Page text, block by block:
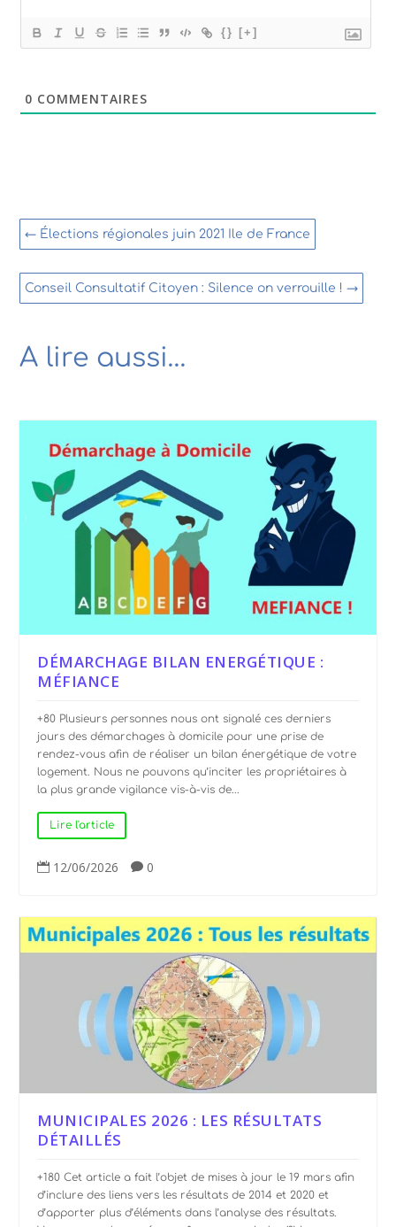
{} [+]
0 COMMENTAIRES
← Élections régionales juin 2021 Ile de France
Conseil Consultatif Citoyen : Silence on verrouille ! →
A lire aussi…
DÉMARCHAGE BILAN ENERGÉTIQUE :
MÉFIANCE
+80 Plusieurs personnes nous ont signalé ces derniers
jours des démarchages à domicile pour une prise de
rendez-vous afin de réaliser un bilan énergétique de votre
logement. Nous ne pouvons qu’inciter les propriétaires à
la plus grande vigilance vis-à-vis de...
Lire l'article
 12/06/2026  0
MUNICIPALES 2026 : LES RÉSULTATS
DÉTAILLÉS
+180 Cet article a fait l’objet de mises à jour le 19 mars afin
d’inclure des liens vers les résultats de 2014 et 2020 et
d’apporter plus d’éléments dans l’analyse des résultats.